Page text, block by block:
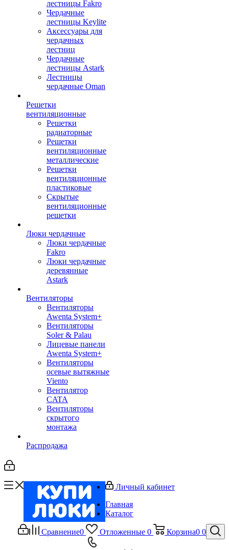
лестницы Fakro
Чердачные
лестницы Keylite
Аксессуары для
чердачных
лестниц
Чердачные
лестницы Astark
Лестницы
чердачные Oman
Решетки
вентиляционные
Решетки
радиаторные
Решетки
вентиляционные
металлические
Решетки
вентиляционные
пластиковые
Скрытые
вентиляционные
решетки
Люки чердачные
Люки чердачные
Fakro
Люки чердачные
деревянные
Astark
Вентиляторы
Вентиляторы
Awenta System+
Вентиляторы
Soler & Palau
Лицевые панели
Awenta System+
Вентиляторы
осевые вытяжные
Viento
Вентилятор
CATA
Вентиляторы
скрытого
монтажа
Распродажа
Сравнение0 Отложенные 0 Корзина0 0
Личный кабинет
Главная
Каталог